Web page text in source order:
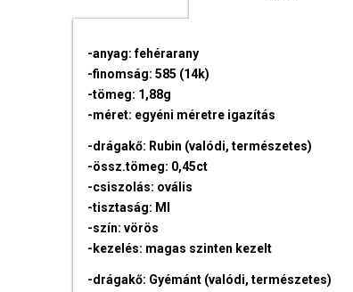
-anyag: fehérarany
-finomság: 585 (14k)
-tömeg: 1,88g
-méret: egyéni méretre igazítás
-drágakő: Rubin (valódi, természetes)
-össz.tömeg: 0,45ct
-csiszolás: ovális
-tisztaság: MI
-szín: vörös
-kezelés: magas szinten kezelt
-drágakő: Gyémánt (valódi, természetes)